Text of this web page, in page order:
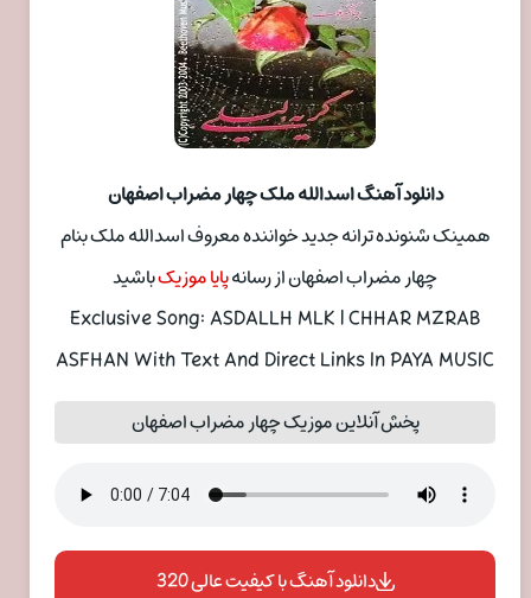
دانلود آهنگ اسدالله ملک چهار مضراب اصفهان
همینک شنونده ترانه جدید خواننده معروف اسدالله ملک بنام
چهار مضراب اصفهان از رسانهپایا موزیکباشید
Exclusive Song: ASDALLH MLK | CHHAR MZRAB
ASFHAN With Text And Direct Links In PAYA MUSIC
پخش آنلاین موزیک چهار مضراب اصفهان
دانلود آهنگ با کیفیت عالی 320